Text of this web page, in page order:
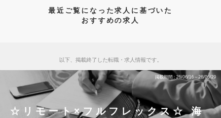
最近ご覧になった求人に基づいた
おすすめの求人
以下、掲載終了した転職・求人情報です。
掲載期間 26/06/16～26/06/29
☆リモート×フルフレックス☆ 海